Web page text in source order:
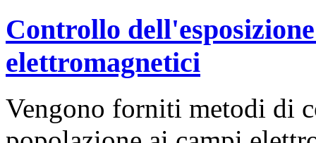
Controllo
elettromagnetici
Vengono forniti metodi di